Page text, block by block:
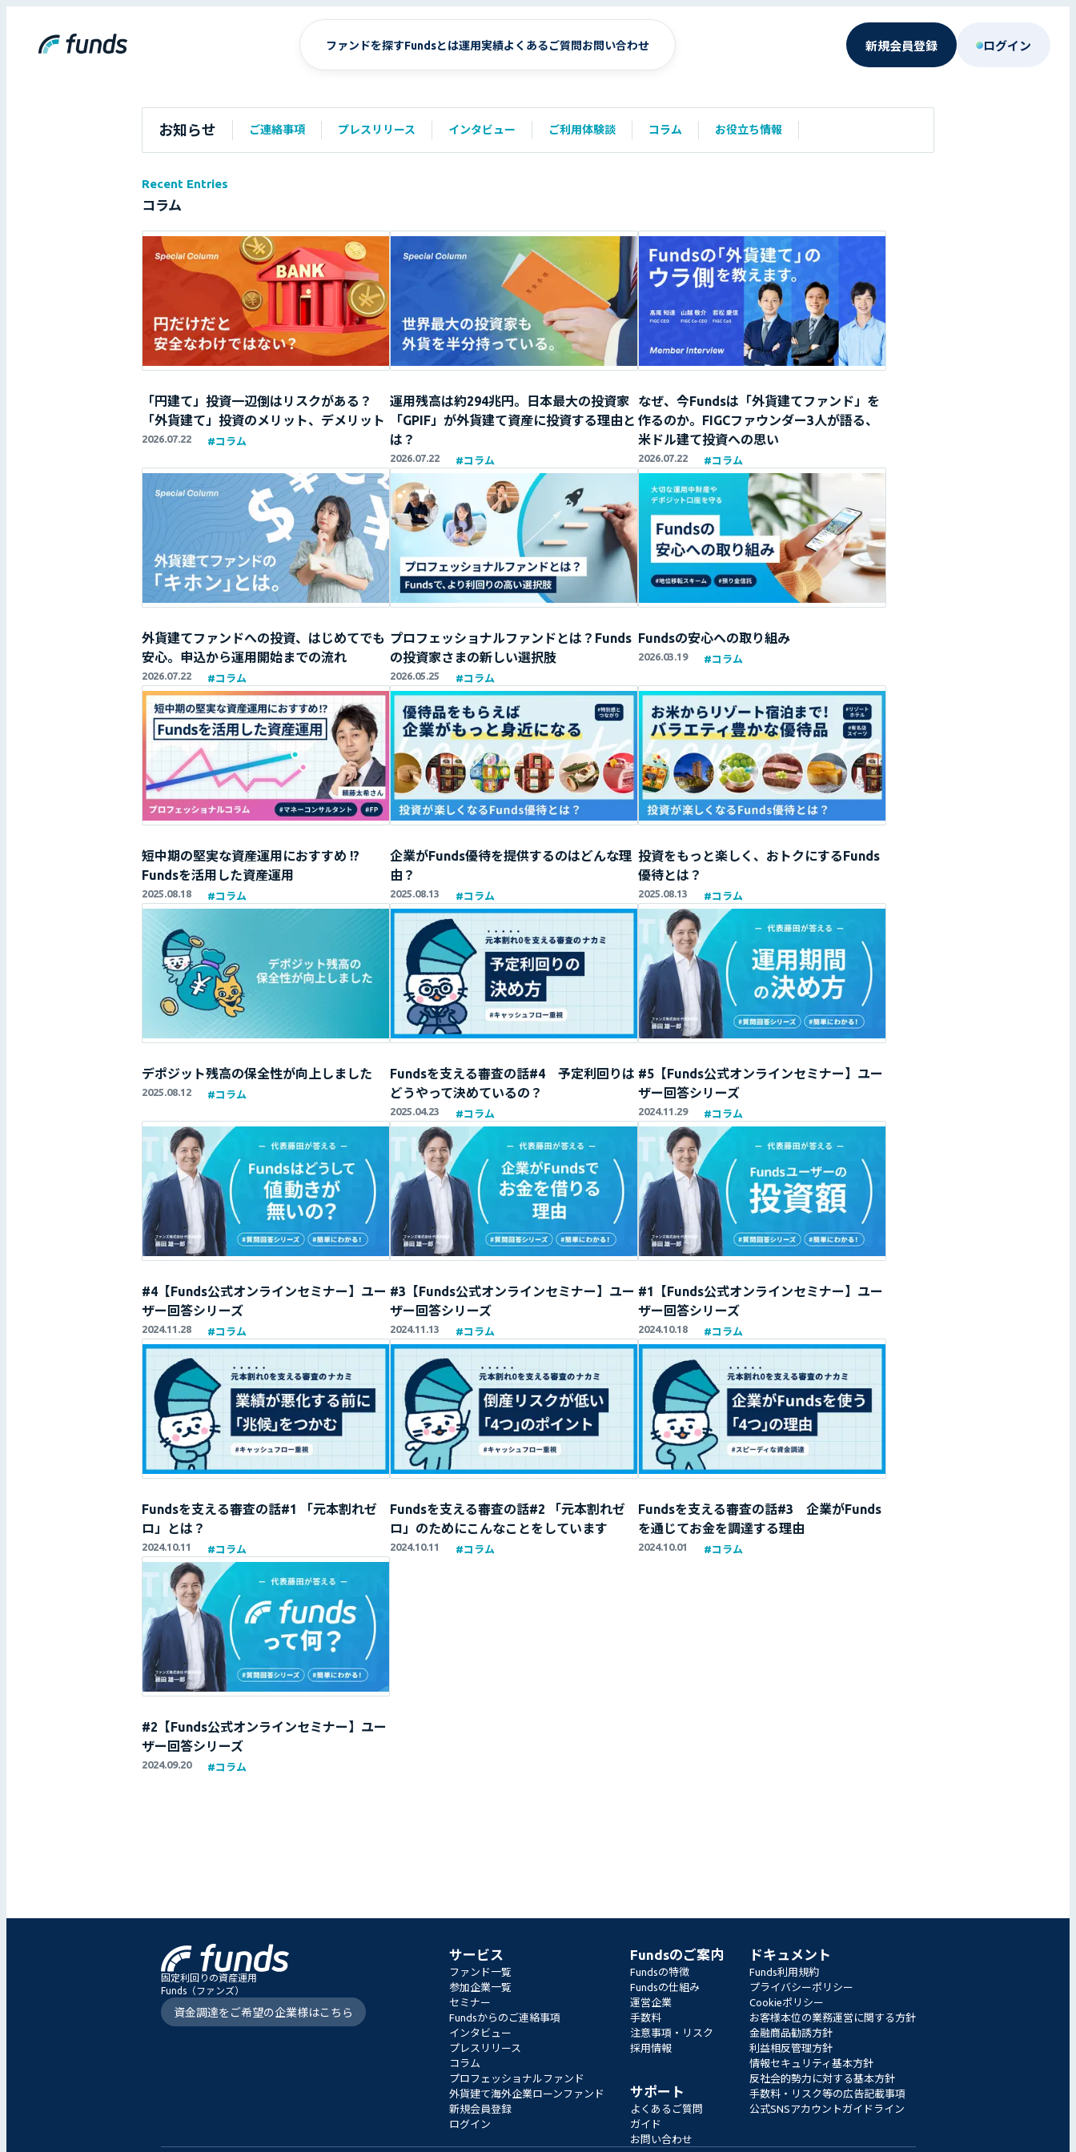
ファンドを探すFundsとは運用実績よくあるご質問お問い合わせ 新規会員登録 ログイン
お知らせ ご連絡事項 プレスリリース インタビュー ご利用体験談 コラム お役立ち情報
Recent Entries
コラム
「円建て」投資一辺倒はリスクがある？
「外貨建て」投資のメリット、デメリット
2026.07.22 #コラム
運用残高は約294兆円。日本最大の投資家
「GPIF」が外貨建て資産に投資する理由と
は？
2026.07.22 #コラム
なぜ、今Fundsは「外貨建てファンド」を
作るのか。FIGCファウンダー3人が語る、
米ドル建て投資への思い
2026.07.22 #コラム
外貨建てファンドへの投資、はじめてでも
安心。申込から運用開始までの流れ
2026.07.22 #コラム
プロフェッショナルファンドとは？Funds
の投資家さまの新しい選択肢
2026.05.25 #コラム
Fundsの安心への取り組み
2026.03.19 #コラム
短中期の堅実な資産運用におすすめ !?
Fundsを活用した資産運用
2025.08.18 #コラム
企業がFunds優待を提供するのはどんな理
由？
2025.08.13 #コラム
投資をもっと楽しく、おトクにするFunds
優待とは？
2025.08.13 #コラム
デポジット残高の保全性が向上しました
2025.08.12 #コラム
Fundsを支える審査の話#4 予定利回りは
どうやって決めているの？
2025.04.23 #コラム
#5【Funds公式オンラインセミナー】ユー
ザー回答シリーズ
2024.11.29 #コラム
#4【Funds公式オンラインセミナー】ユー
ザー回答シリーズ
2024.11.28 #コラム
#3【Funds公式オンラインセミナー】ユー
ザー回答シリーズ
2024.11.13 #コラム
#1【Funds公式オンラインセミナー】ユー
ザー回答シリーズ
2024.10.18 #コラム
Fundsを支える審査の話#1 「元本割れゼ
ロ」とは？
2024.10.11 #コラム
Fundsを支える審査の話#2 「元本割れゼ
ロ」のためにこんなことをしています
2024.10.11 #コラム
Fundsを支える審査の話#3 企業がFunds
を通じてお金を調達する理由
2024.10.01 #コラム
#2【Funds公式オンラインセミナー】ユー
ザー回答シリーズ
2024.09.20 #コラム
固定利回りの資産運用
Funds（ファンズ）
資金調達をご希望の企業様はこちら
サービス
ファンド一覧
参加企業一覧
セミナー
Fundsからのご連絡事項
インタビュー
プレスリリース
コラム
プロフェッショナルファンド
外貨建て海外企業ローンファンド
新規会員登録
ログイン
Fundsのご案内
Fundsの特徴
Fundsの仕組み
運営企業
手数料
注意事項・リスク
採用情報
サポート
よくあるご質問
ガイド
お問い合わせ
ドキュメント
Funds利用規約
プライバシーポリシー
Cookieポリシー
お客様本位の業務運営に関する方針
金融商品勧誘方針
利益相反管理方針
情報セキュリティ基本方針
反社会的勢力に対する基本方針
手数料・リスク等の広告記載事項
公式SNSアカウントガイドライン